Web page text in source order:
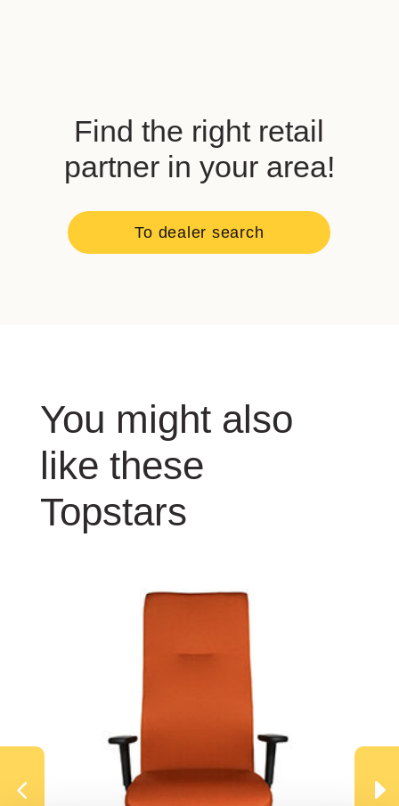
Find the right retail
partner in your area!
To dealer search
You might also
like these
Topstars